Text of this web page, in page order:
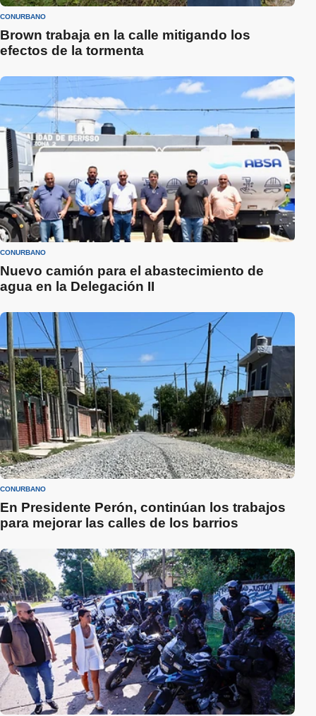
CONURBANO
Brown trabaja en la calle mitigando los
efectos de la tormenta
CONURBANO
Nuevo camión para el abastecimiento de
agua en la Delegación II
CONURBANO
En Presidente Perón, continúan los trabajos
para mejorar las calles de los barrios